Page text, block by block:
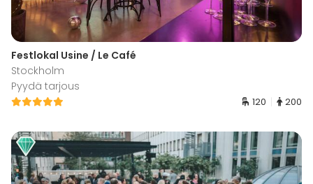
Festlokal Usine / Le Café
Stockholm
Pyydä tarjous
120 200